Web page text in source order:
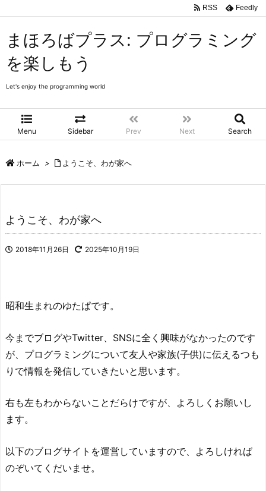
まほろばプラス: プログラミング
を楽しもう
Let's enjoy the programming world
Menu Sidebar Prev Next Search
RSS Feedly
ホーム > ようこそ、わが家へ
ようこそ、わが家へ
2018年11月26日 2025年10月19日
昭和生まれのゆたぱです。
今までブログやTwitter、SNSに全く興味がなかったのです
が、プログラミングについて友人や家族(子供)に伝えるつも
りで情報を発信していきたいと思います。
右も左もわからないことだらけですが、よろしくお願いし
ます。
以下のブログサイトを運営していますので、よろしければ
のぞいてくだいませ。